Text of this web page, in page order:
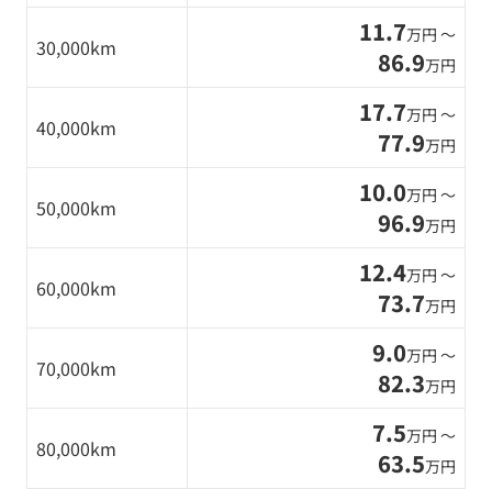
30,000km 11.7万円 〜
86.9万円
40,000km 17.7万円 〜
77.9万円
50,000km 10.0万円 〜
96.9万円
60,000km 12.4万円 〜
73.7万円
70,000km 9.0万円 〜
82.3万円
80,000km 7.5万円 〜
63.5万円